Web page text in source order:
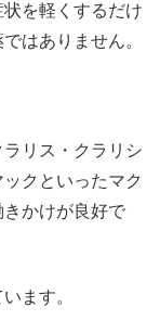
を軽くするだけ
はありません。
リス・クラリシ
クといったマク
かけが良好で
ます。